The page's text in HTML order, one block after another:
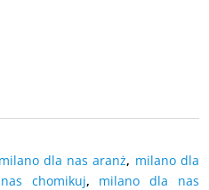
milano dla nas aranż, milano dla
chomikuj, milano dla nas